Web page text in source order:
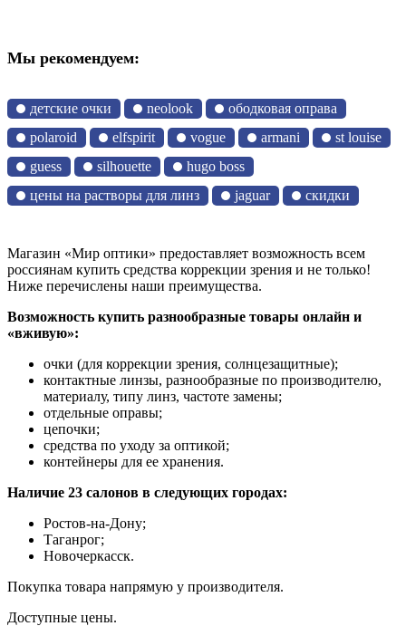
Мы рекомендуем:
детские очки neolook
ободковая оправа
polaroid
elfspirit vogue armani
st louise
guess
silhouette
hugo boss
цены на растворы для линз
jaguar скидки
Магазин «Мир оптики» предоставляет возможность всем
россиянам купить средства коррекции зрения и не только!
Ниже перечислены наши преимущества.
Возможность купить разнообразные товары онлайн и
«вживую»:
очки (для коррекции зрения, солнцезащитные);
контактные линзы, разнообразные по производителю,
материалу, типу линз, частоте замены;
отдельные оправы;
цепочки;
средства по уходу за оптикой;
контейнеры для ее хранения.
Наличие 23 салонов в следующих городах:
Ростов-на-Дону;
Таганрог;
Новочеркасск.
Покупка товара напрямую у производителя.
Доступные цены.